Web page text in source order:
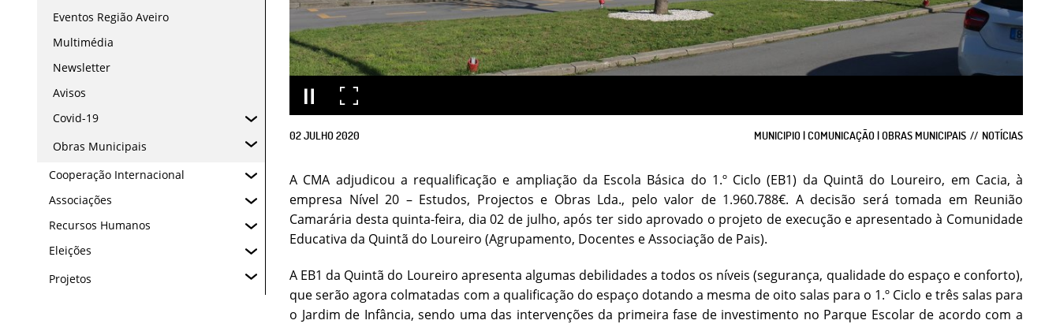
Eventos Região Aveiro
Multimédia
Newsletter
Avisos
Covid-19
Obras Municipais
Cooperação Internacional
Associações
Recursos Humanos
Eleições
Projetos
02JULHO2020 MUNICIPIO | COMUNICAÇÃO | OBRAS MUNICIPAIS NOTÍCIAS
A CMA adjudicou a requalificação e ampliação da Escola Básica do 1.º Ciclo (EB1) da Quintã do Loureiro, em Cacia, à
empresa Nível 20 – Estudos, Projectos e Obras Lda., pelo valor de 1.960.788€. A decisão será tomada em Reunião
Camarária desta quinta-feira, dia 02 de julho, após ter sido aprovado o projeto de execução e apresentado à Comunidade
Educativa da Quintã do Loureiro (Agrupamento, Docentes e Associação de Pais).
A EB1 da Quintã do Loureiro apresenta algumas debilidades a todos os níveis (segurança, qualidade do espaço e conforto),
que serão agora colmatadas com a qualificação do espaço dotando a mesma de oito salas para o 1.º Ciclo e três salas para
o Jardim de Infância, sendo uma das intervenções da primeira fase de investimento no Parque Escolar de acordo com a